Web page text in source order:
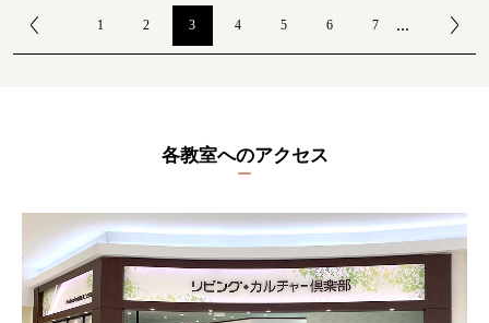
1 2 3 4 5 6 7 ...
各教室へのアクセス